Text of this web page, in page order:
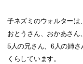
子ネズミのウォルターは、
おとうさん、おかあさん、
5人の兄さん、6人の姉さ
くらしています。